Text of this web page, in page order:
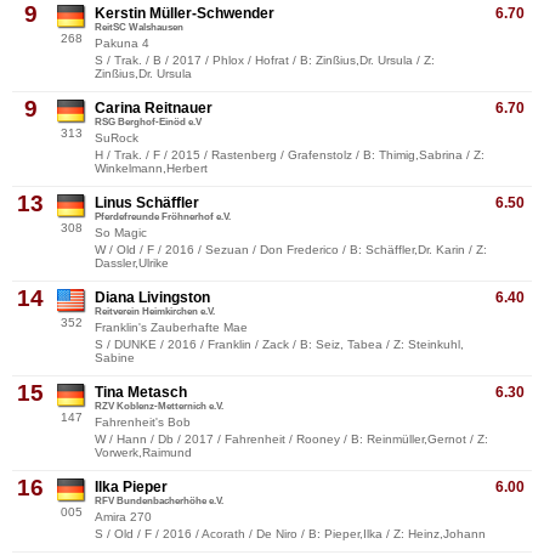
9
268
6.70
Kerstin Müller-Schwender
ReitSC Walshausen
Pakuna 4
S / Trak. / B / 2017 / Phlox / Hofrat / B: Zinßius,Dr. Ursula / Z:
Zinßius,Dr. Ursula
9
313
6.70
Carina Reitnauer
RSG Berghof-Einöd e.V
SuRock
H / Trak. / F / 2015 / Rastenberg / Grafenstolz / B: Thimig,Sabrina / Z:
Winkelmann,Herbert
13
308
6.50
Linus Schäffler
Pferdefreunde Fröhnerhof e.V.
So Magic
W / Old / F / 2016 / Sezuan / Don Frederico / B: Schäffler,Dr. Karin / Z:
Dassler,Ulrike
14
352
6.40
Diana Livingston
Reitverein Heimkirchen e.V.
Franklin's Zauberhafte Mae
S / DUNKE / 2016 / Franklin / Zack / B: Seiz, Tabea / Z: Steinkuhl,
Sabine
15
147
6.30
Tina Metasch
RZV Koblenz-Metternich e.V.
Fahrenheit's Bob
W / Hann / Db / 2017 / Fahrenheit / Rooney / B: Reinmüller,Gernot / Z:
Vorwerk,Raimund
16
005
6.00
Ilka Pieper
RFV Bundenbacherhöhe e.V.
Amira 270
S / Old / F / 2016 / Acorath / De Niro / B: Pieper,Ilka / Z: Heinz,Johann